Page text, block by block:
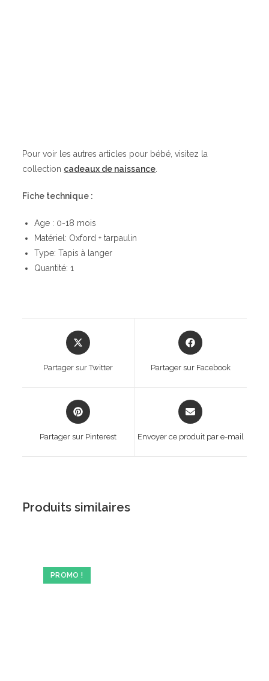
Pour voir les autres articles pour bébé, visitez la
collection cadeaux de naissance
Fiche technique :
Age : 0-18 mois
Matériel: Oxford + tarpaulin
Type: Tapis à langer
Quantité: 1
Opens
in
new
Partager sur Twitter
Opens
in
Partager sur Facebook
Opens
in
Partager sur Pinterest
Opens
in
new
Envoyer ce produit par e-mail
Produits similaires
PROMO !